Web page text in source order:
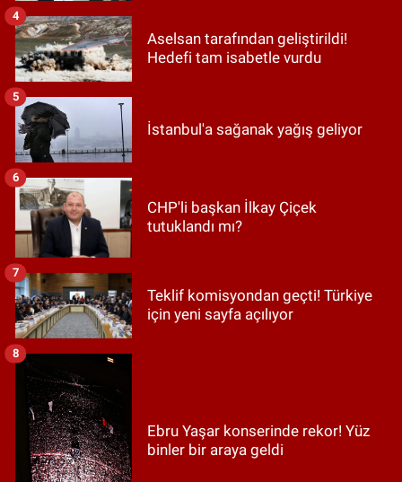
Aselsan tarafından geliştirildi!
Hedefi tam isabetle vurdu
4
İstanbul'a sağanak yağış geliyor
5
CHP'li başkan İlkay Çiçek
tutuklandı mı?
6
Teklif komisyondan geçti! Türkiye
için yeni sayfa açılıyor
7
Ebru Yaşar konserinde rekor! Yüz
binler bir araya geldi
8